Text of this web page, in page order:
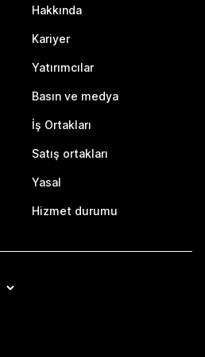
Hakkında
Kariyer
Yatırımcılar
Basın ve medya
İş Ortakları
Satış ortakları
Yasal
Hizmet durumu